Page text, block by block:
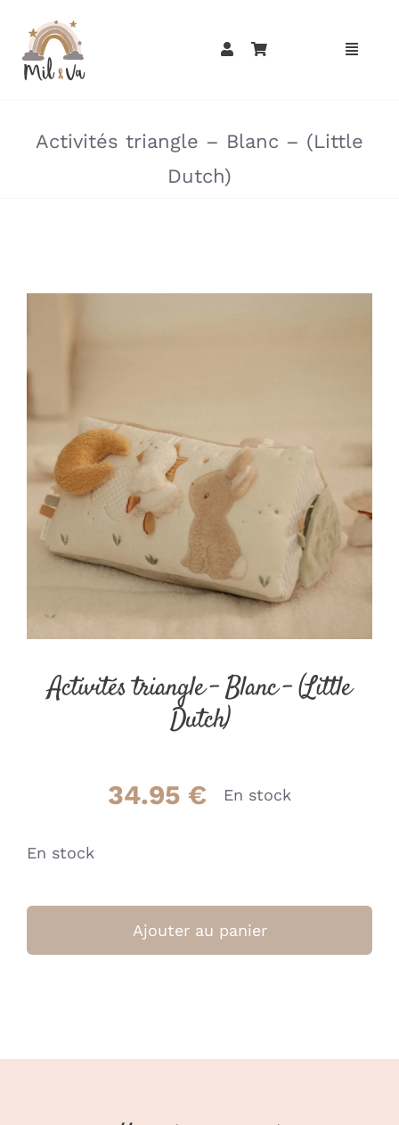
contenu
Activités triangle – Blanc – (Little
Dutch)
Activités triangle – Blanc – (Little
Dutch)
34.95€ En stock
En stock
de
Ajouter au panier